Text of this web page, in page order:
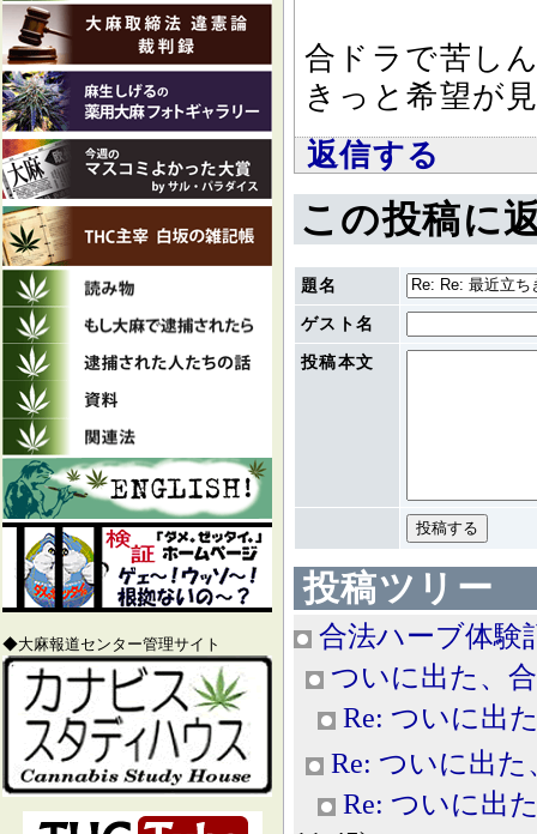
◆大麻報道センター管理サイト
合ドラで苦し
きっと希望が
返信する
この投稿に
題名
ゲスト名
投稿本文
投稿ツリー
合法ハーブ体験
ついに出た、
Re: ついに出
Re: ついに出
Re: ついに出